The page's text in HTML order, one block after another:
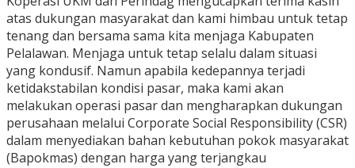
atas dukungan masyarakat dan kami himbau untuk tetap
tenang dan bersama sama kita menjaga Kabupaten
Pelalawan. Menjaga untuk tetap selalu dalam situasi
yang kondusif. Namun apabila kedepannya terjadi
ketidakstabilan kondisi pasar, maka kami akan
melakukan operasi pasar dan mengharapkan dukungan
perusahaan melalui Corporate Social Responsibility (CSR)
dalam menyediakan bahan kebutuhan pokok masyarakat
(Bapokmas) dengan harga yang terjangkau